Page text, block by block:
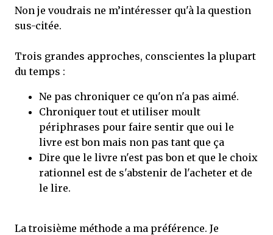
Non je voudrais ne m’intéresser qu'à la question
sus-citée.
Trois grandes approches, conscientes la plupart
du temps :
Ne pas chroniquer ce qu'on n'a pas aimé.
Chroniquer tout et utiliser moult
périphrases pour faire sentir que oui le
livre est bon mais non pas tant que ça
Dire que le livre n'est pas bon et que le choix
rationnel est de s'abstenir de l'acheter et de
le lire.
La troisième méthode a ma préférence. Je